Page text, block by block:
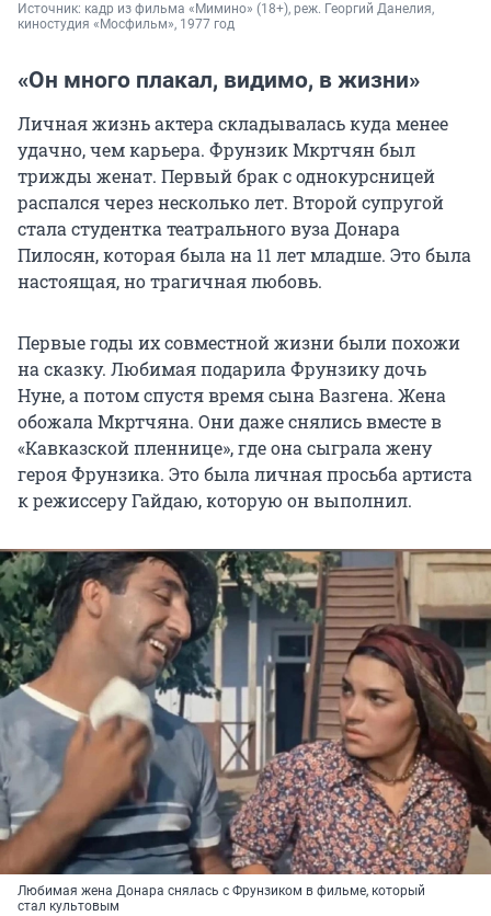
Источник: кадр из фильма «Мимино» (18+), реж. Георгий Данелия,
киностудия «Мосфильм», 1977 год
«Он много плакал, видимо, в жизни»
Личная жизнь актера складывалась куда менее
удачно, чем карьера. Фрунзик Мкртчян был
трижды женат. Первый брак с однокурсницей
распался через несколько лет. Второй супругой
стала студентка театрального вуза Донара
Пилосян, которая была на 11 лет младше. Это была
настоящая, но трагичная любовь.
Первые годы их совместной жизни были похожи
на сказку. Любимая подарила Фрунзику дочь
Нуне, а потом спустя время сына Вазгена. Жена
обожала Мкртчяна. Они даже снялись вместе в
«Кавказской пленнице», где она сыграла жену
героя Фрунзика. Это была личная просьба артиста
к режиссеру Гайдаю, которую он выполнил.
Любимая жена Донара снялась с Фрунзиком в фильме, который
стал культовым